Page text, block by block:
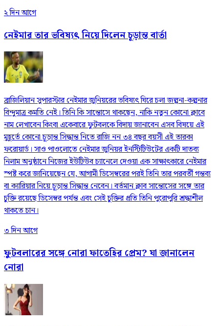
২ দিন আগে
নেইমার তার ভবিষ্যৎ নিয়ে দিলেন চূড়ান্ত বার্তা
ব্রাজিলিয়ান সুপারস্টার নেইমার জুনিয়রের ভবিষ্যৎ ঘিরে চলা জল্পনা-কল্পনার
বিন্দুমাত্র কমতি নেই। তিনি কি সান্তোসে থাকছেন, নাকি নতুন কোনো ক্লাবে
নাম লেখাবেন কিংবা একেবারে ফুটবলকে বিদায় জানাবেন এসব বিষয়ে এই
মুহূর্তে কোনো চূড়ান্ত সিদ্ধান্ত নিতে রাজি নন ৩৪ বছর বয়সী এই তারকা
ফরোয়ার্ড। সাও পাওলোতে নেইমার জুনিয়র ইনস্টিটিউটের একটি দাতব্য
নিলাম অনুষ্ঠানে নিজের ইউটিউব চ্যানেলে দেওয়া এক সাক্ষাৎকারে নেইমার
স্পষ্ট করে জানিয়েছেন যে, আগামী ডিসেম্বরের পরই তিনি তার পরবর্তী গন্তব্য
বা ক্যারিয়ার নিয়ে চূড়ান্ত সিদ্ধান্ত নেবেন। বর্তমান ক্লাব সান্তোসের সঙ্গে তার
চুক্তি রয়েছে ডিসেম্বর পর্যন্ত এবং সেই চুক্তির প্রতি তিনি পুরোপুরি শ্রদ্ধাশীল
থাকতে চান।
৩ দিন আগে
ফুটবলারের সঙ্গে নোরা ফাতেহির প্রেম? যা জানালেন
নোরা